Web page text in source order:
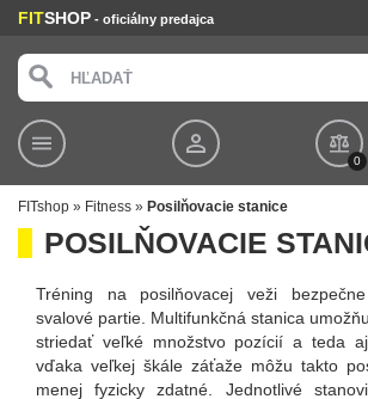
FITSHOP - oficiálny predajca
0
FITshop » Fitness » Posilňovacie stanice
POSILŇOVACIE
Tréning na posilňovacej veži
svalové partie. Multifunkčná stanica
striedať veľké množstvo pozícií a teda
vďaka veľkej škále záťaže môžu takto
menej fyzicky zdatné. Jednotlivé